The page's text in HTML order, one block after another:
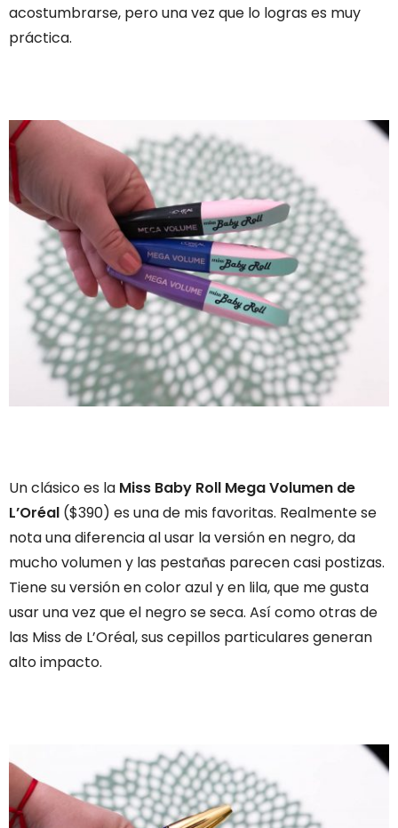
acostumbrarse, pero una vez que lo logras es muy
práctica.
Un clásico es la Miss Baby Roll Mega Volumen de
L’Oréal ($390) es una de mis favoritas. Realmente se
nota una diferencia al usar la versión en negro, da
mucho volumen y las pestañas parecen casi postizas.
Tiene su versión en color azul y en lila, que me gusta
usar una vez que el negro se seca. Así como otras de
las Miss de L’Oréal, sus cepillos particulares generan
alto impacto.